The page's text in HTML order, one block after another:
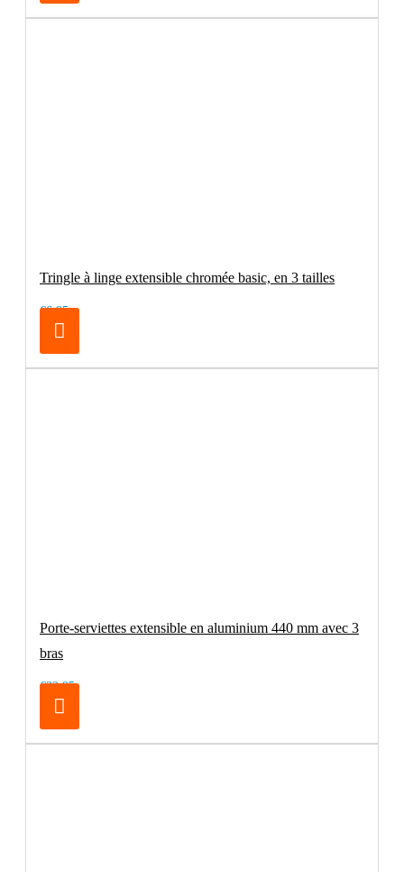
Tringle à linge extensible chromée basic, en 3 tailles
€6.95
Porte-serviettes extensible en aluminium 440 mm avec 3
bras
€32.95